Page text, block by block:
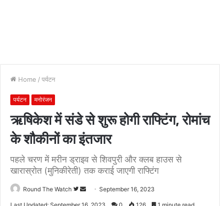
Home / पर्यटन
पर्यटन मनोरंजन
ऋषिकेश में संडे से शुरू होगी राफ्टिंग, रोमांच
के शौकीनों का इंतजार
पहले चरण में मरीन ड्राइव से शिवपुरी और क्लब हाउस से
खारास्रोत (मुनिकीरेती) तक कराई जाएगी राफ्टिंग
Round The Watch
Follow
SendSeptember 16, 2023